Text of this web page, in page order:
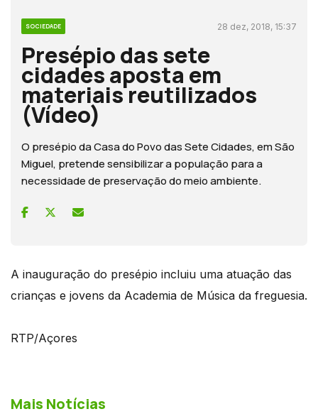
SOCIEDADE 28 dez, 2018, 15:37
Presépio das sete
cidades aposta em
materiais reutilizados
(Vídeo)
O presépio da Casa do Povo das Sete Cidades, em São
Miguel, pretende sensibilizar a população para a
necessidade de preservação do meio ambiente.
A inauguração do presépio incluiu uma atuação das
crianças e jovens da Academia de Música da freguesia.
RTP/Açores
Mais Notícias